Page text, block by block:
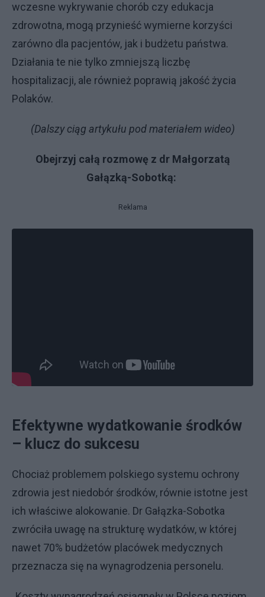
wczesne wykrywanie chorób czy edukacja
zdrowotna, mogą przynieść wymierne korzyści
zarówno dla pacjentów, jak i budżetu państwa.
Działania te nie tylko zmniejszą liczbę
hospitalizacji, ale również poprawią jakość życia
Polaków.
(Dalszy ciąg artykułu pod materiałem wideo)
Obejrzyj całą rozmowę z dr Małgorzatą
Gałązką-Sobotką:
Reklama
Efektywne wydatkowanie środków
– klucz do sukcesu
Chociaż problemem polskiego systemu ochrony
zdrowia jest niedobór środków, równie istotne jest
ich właściwe alokowanie. Dr Gałązka-Sobotka
zwróciła uwagę na strukturę wydatków, w której
nawet 70% budżetów placówek medycznych
przeznacza się na wynagrodzenia personelu.